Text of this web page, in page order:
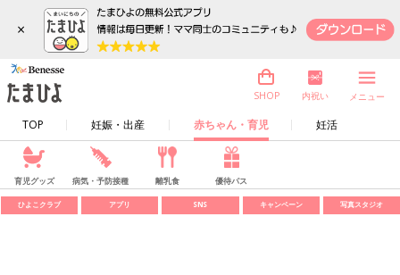
×
TOP 妊娠・出産 赤ちゃん・育児 妊活
SHOP 内祝い メニュー
育児グッズ 病気・予防接種 離乳食 優待パス
ひよこクラブ アプリ SNS キャンペーン 写真スタジオ